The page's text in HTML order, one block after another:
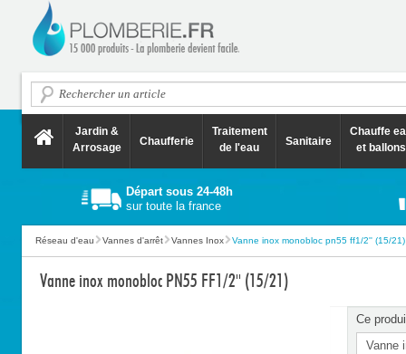
Jardin &
Arrosage
Chaufferie
Traitement
de l'eau
Sanitaire
Chauffe
et ballons
Départ sous 24-48h
sur toute la france
Réseau d'eau Vannes d'arrêt Vannes Inox Vanne inox monobloc pn55 ff1/2'' (15/21)
Vanne inox monobloc PN55 FF1/2'' (15/21)
Ce